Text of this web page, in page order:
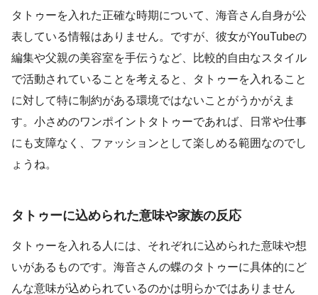
タトゥーを入れた正確な時期について、海音さん自身が公
表している情報はありません。ですが、彼女がYouTubeの
編集や父親の美容室を手伝うなど、比較的自由なスタイル
で活動されていることを考えると、タトゥーを入れること
に対して特に制約がある環境ではないことがうかがえま
す。小さめのワンポイントタトゥーであれば、日常や仕事
にも支障なく、ファッションとして楽しめる範囲なのでし
ょうね。
タトゥーに込められた意味や家族の反応
タトゥーを入れる人には、それぞれに込められた意味や想
いがあるものです。海音さんの蝶のタトゥーに具体的にど
んな意味が込められているのかは明らかではありません